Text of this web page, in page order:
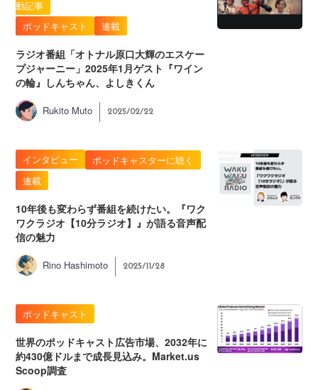
動記事
ポッドキャスト
連載
ラジオ番組「オトナル原口大輝のエスケー
プジャーニー」2025年1月ゲスト『ワイン
の輪』しんちゃん、よしきくん
Rukito Muto 2025/02/22
インタビュー
ポッドキャスターに聴く
連載
10年後も変わらず番組を続けたい。『ワク
ワクラジオ【10分ラジオ】』が語る音声配
信の魅力
Rino Hashimoto 2025/11/28
ポッドキャスト
世界のポッドキャスト広告市場、2032年に
約430億ドルまで成長見込み。Market.us
Scoop調査